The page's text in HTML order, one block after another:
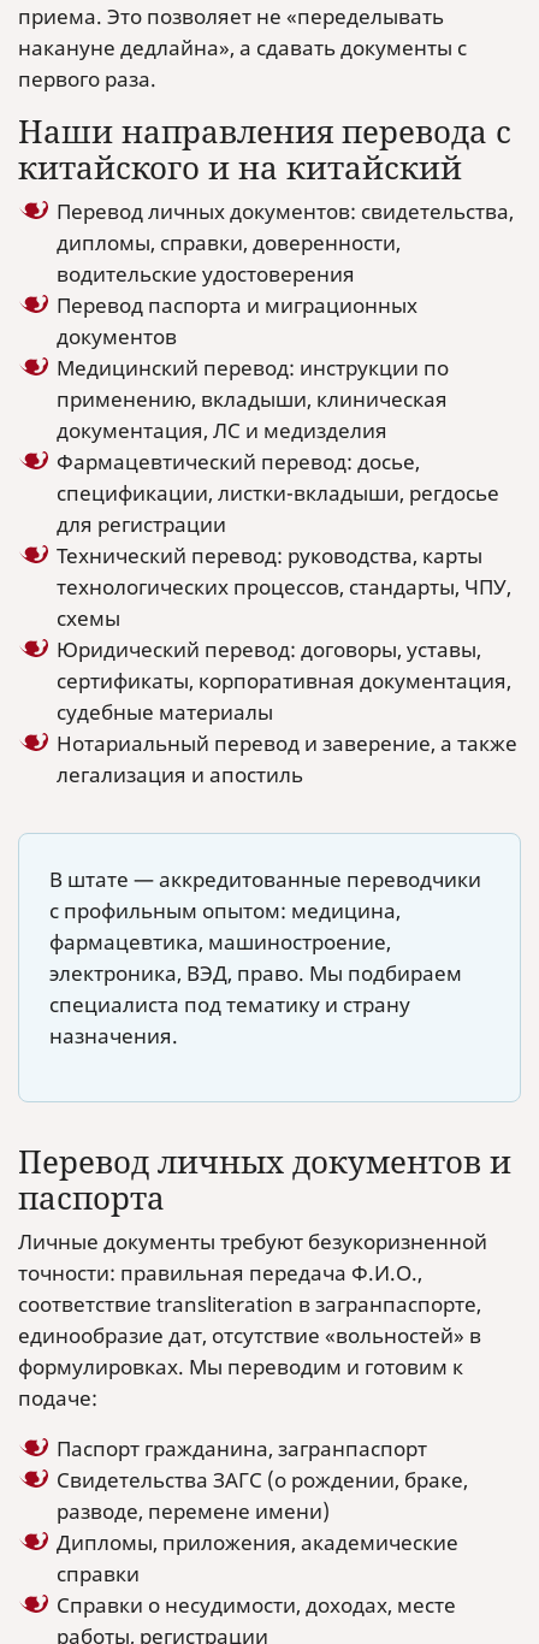
приема. Это позволяет не «переделывать
накануне дедлайна», а сдавать документы с
первого раза.
Наши направления перевода с
китайского и на китайский
Перевод личных документов: свидетельства,
дипломы, справки, доверенности,
водительские удостоверения
Перевод паспорта и миграционных
документов
Медицинский перевод: инструкции по
применению, вкладыши, клиническая
документация, ЛС и медизделия
Фармацевтический перевод: досье,
спецификации, листки-вкладыши, регдосье
для регистрации
Технический перевод: руководства, карты
технологических процессов, стандарты, ЧПУ,
схемы
Юридический перевод: договоры, уставы,
сертификаты, корпоративная документация,
судебные материалы
Нотариальный перевод и заверение, а также
легализация и апостиль
В штате — аккредитованные переводчики
с профильным опытом: медицина,
фармацевтика, машиностроение,
электроника, ВЭД, право. Мы подбираем
специалиста под тематику и страну
назначения.
Перевод личных документов и
паспорта
Личные документы требуют безукоризненной
точности: правильная передача Ф.И.О.,
соответствие transliteration в загранпаспорте,
единообразие дат, отсутствие «вольностей» в
формулировках. Мы переводим и готовим к
подаче:
Паспорт гражданина, загранпаспорт
Свидетельства ЗАГС (о рождении, браке,
разводе, перемене имени)
Дипломы, приложения, академические
справки
Справки о несудимости, доходах, месте
работы, регистрации